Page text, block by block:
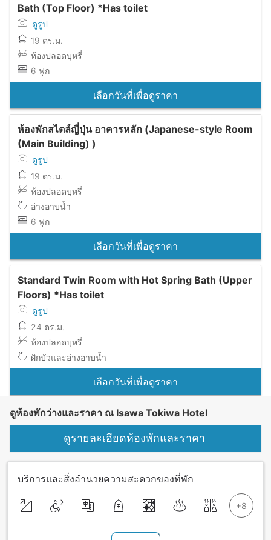
Bath (Top Floor) *Has toilet
ดูรูป
19 ตร.ม.
ห้องปลอดบุหรี่
6 ฟูก
เลือกวันที่เพื่อดูราคา
ห้องพักสไตล์ญี่ปุ่น อาคารหลัก (Japanese-style Room
(Main Building) )
ดูรูป
19 ตร.ม.
ห้องปลอดบุหรี่
อ่างอาบน้ำ
6 ฟูก
เลือกวันที่เพื่อดูราคา
Standard Twin Room with Hot Spring Bath (Upper
Floors) *Has toilet
ดูรูป
24 ตร.ม.
ห้องปลอดบุหรี่
ฝักบัวและอ่างอาบน้ำ
เลือกวันที่เพื่อดูราคา
ดูห้องพักว่างและราคา ณ Isawa Tokiwa Hotel
ดูรายละเอียดห้องพักและราคา
บริการและสิ่งอำนวยความสะดวกของที่พัก